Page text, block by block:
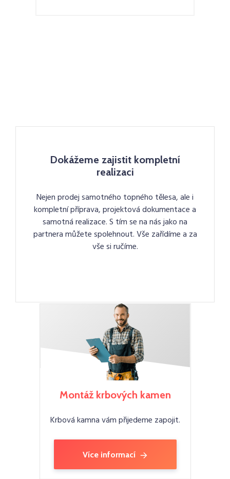
Dokážeme zajistit kompletní
realizaci
Nejen prodej samotného topného tělesa, ale i
kompletní příprava, projektová dokumentace a
samotná realizace. S tím se na nás jako na
partnera můžete spolehnout. Vše zařídíme a za
vše si ručíme.
Montáž krbových kamen
Krbová kamna vám přijedeme zapojit.
Více informací